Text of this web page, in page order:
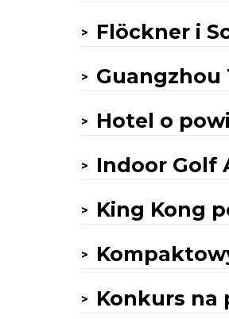
Flöckner i
Guangzhou
Hotel o
Indoor Golf
King Kong
Konkurs na